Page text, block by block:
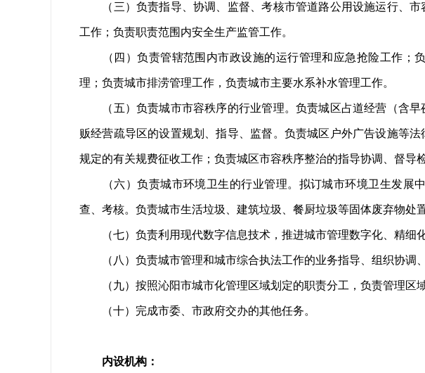
（三）负责指导、协调、监督、考核市管道路公用设施运行、市
工作；负责职责范围内安全生产监管工作。
（四）负责管辖范围内市政设施的运行管理和应急抢险工作；
理；负责城市排涝管理工作，负责城市主要水系补水管理工作。
（五）负责城市市容秩序的行业管理。负责城区占道经营（含早
贩经营疏导区的设置规划、指导、监督。负责城区户外广告设施等
规定的有关规费征收工作；负责城区市容秩序整治的指导协调、督导
（六）负责城市环境卫生的行业管理。拟订城市环境卫生发展
查、考核。负责城市生活垃圾、建筑垃圾、餐厨垃圾等固体废弃物处
（七）负责利用现代数字信息技术，推进城市管理数字化、精细
（八）负责城市管理和城市综合执法工作的业务指导、组织协调、
（九）按照沁阳市城市化管理区域划定的职责分工，负责管理区
（十）完成市委、市政府交办的其他任务。
内设机构：